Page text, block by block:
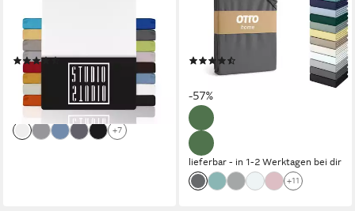
Baumwolle, OEKO-TEX 100,
Jersey, Baumwolle,
Gummizug: rundum, (1 Stück),
90x190 cm Bettlaken
Spannbetttuch bis 25 cm
Höhe - Weiß
(232)
ab 16,99 € UVP
-32%
lieferbar - in 2-3 Werktagen bei dir
+7
Basic & Premium Qualität mit
Elasthan, Jersey (145 g/m),
Gummizug: rundum, (1 Stück),
Bettlaken für Matratzen von
Baumwolle & 4% Elasthan
ab 9,99 € UVP
-57%
lieferbar - in 1-2 Werktagen bei dir
+11